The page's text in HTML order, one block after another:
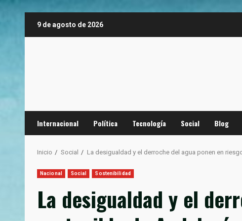
9 de agosto de 2026
Internacional Política Tecnología Social Blog
Inicio Social La desigualdad y el derroche del agua ponen en
Nacional Social Sostenibilidad
La desigualdad y el